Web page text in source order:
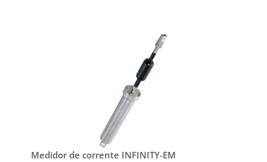
Medidor de corrente INFINITY-EM